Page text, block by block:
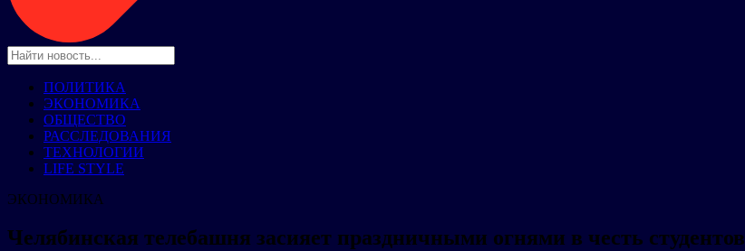
ПОЛИТИКА
ЭКОНОМИКА
ОБЩЕСТВО
РАССЛЕДОВАНИЯ
ТЕХНОЛОГИИ
LIFE STYLE
ЭКОНОМИКА
Челябинская телебашня засияет праздничными огнями в честь студентов